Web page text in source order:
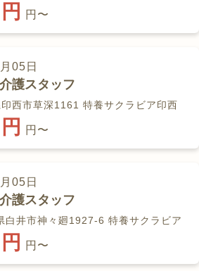
円〜
05日
護スタッフ
西市草深1161 特養サクラビア印西
円〜
05日
護スタッフ
白井市神々廻1927-6 特養サクラビア
円〜